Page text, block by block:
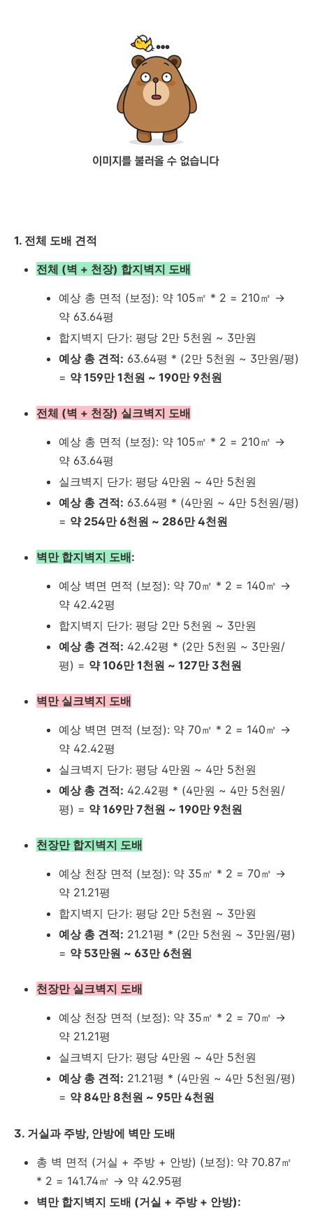
1. 전체 도배 견적
전체 (벽 + 천장) 합지벽지 도배
예상 총 면적 (보정): 약 105㎡ * 2 = 210㎡ →
약 63.64평
합지벽지 단가: 평당 2만 5천원 ~ 3만원
예상 총 견적: 63.64평 * (2만 5천원 ~ 3만원/평)
= 약 159만 1천원 ~ 190만 9천원
전체 (벽 + 천장) 실크벽지 도배
예상 총 면적 (보정): 약 105㎡ * 2 = 210㎡ →
약 63.64평
실크벽지 단가: 평당 4만원 ~ 4만 5천원
예상 총 견적: 63.64평 * (4만원 ~ 4만 5천원/평)
= 약 254만 6천원 ~ 286만 4천원
벽만 합지벽지 도배:
예상 벽면 면적 (보정): 약 70㎡ * 2 = 140㎡ →
약 42.42평
합지벽지 단가: 평당 2만 5천원 ~ 3만원
예상 총 견적: 42.42평 * (2만 5천원 ~ 3만원/
평) = 약 106만 1천원 ~ 127만 3천원
벽만 실크벽지 도배
예상 벽면 면적 (보정): 약 70㎡ * 2 = 140㎡ →
약 42.42평
실크벽지 단가: 평당 4만원 ~ 4만 5천원
예상 총 견적: 42.42평 * (4만원 ~ 4만 5천원/
평) = 약 169만 7천원 ~ 190만 9천원
천장만 합지벽지 도배
예상 천장 면적 (보정): 약 35㎡ * 2 = 70㎡ →
약 21.21평
합지벽지 단가: 평당 2만 5천원 ~ 3만원
예상 총 견적: 21.21평 * (2만 5천원 ~ 3만원/평)
= 약 53만원 ~ 63만 6천원
천장만 실크벽지 도배
예상 천장 면적 (보정): 약 35㎡ * 2 = 70㎡ →
약 21.21평
실크벽지 단가: 평당 4만원 ~ 4만 5천원
예상 총 견적: 21.21평 * (4만원 ~ 4만 5천원/평)
= 약 84만 8천원 ~ 95만 4천원
3. 거실과 주방, 안방에 벽만 도배
총 벽 면적 (거실 + 주방 + 안방) (보정): 약 70.87㎡
* 2 = 141.74㎡ → 약 42.95평
벽만 합지벽지 도배 (거실 + 주방 + 안방):